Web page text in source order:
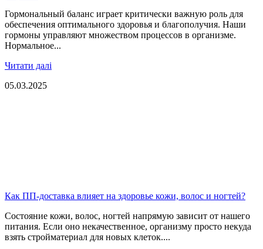
Гормональный баланс играет критически важную роль для
обеспечения оптимального здоровья и благополучия. Наши
гормоны управляют множеством процессов в организме.
Нормальное...
Читати далі
05.03.2025
Как ПП-доставка влияет на здоровье кожи, волос и ногтей?
Состояние кожи, волос, ногтей напрямую зависит от нашего
питания. Если оно некачественное, организму просто некуда
взять стройматериал для новых клеток....